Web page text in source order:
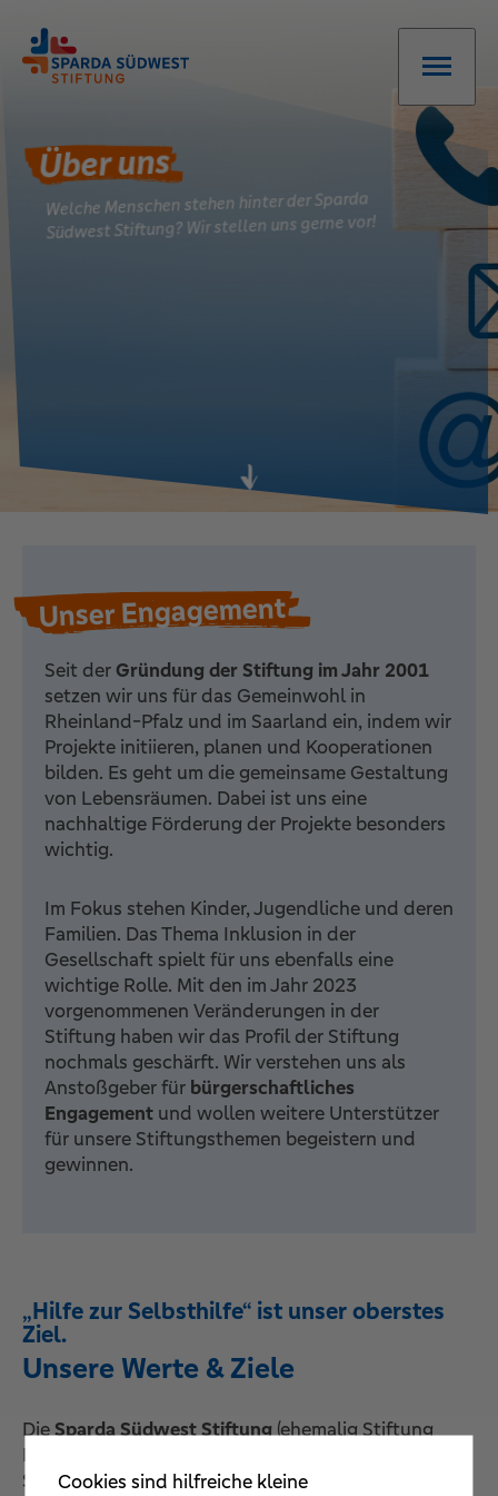
Über uns
Welche Menschen stehen hinter der Sparda
Südwest Stiftung? Wir stellen uns gerne vor!
Unser Engagement
Seit derGründung der Stiftung im Jahr 2001
setzen wir uns für das Gemeinwohl in
Rheinland-Pfalz und im Saarland ein, indem wir
Projekte initiieren, planen und Kooperationen
bilden. Es geht um die gemeinsame Gestaltung
von Lebensräumen. Dabei ist uns eine
nachhaltige Förderung der Projekte besonders
wichtig.
Im Fokus stehen Kinder, Jugendliche und deren
Familien. Das Thema Inklusion in der
Gesellschaft spielt für uns ebenfalls eine
wichtige Rolle. Mit den im Jahr 2023
vorgenommenen Veränderungen in der
Stiftung haben wir das Profil der Stiftung
nochmals geschärft. Wir verstehen uns als
Anstoßgeber für bürgerschaftliches
Engagement und wollen weitere Unterstützer
für unsere Stiftungsthemen begeistern und
gewinnen.
„Hilfe zur Selbsthilfe“ ist unser oberstes
Ziel.
Unsere Werte & Ziele
DieSparda Südwest Stiftung(ehemalig Stiftung
Kunst, Kultur und Soziales der Sparda-Bank
Südwest eG) wurde 2001 von der Sparda-Bank
Cookies sind hilfreiche kleine